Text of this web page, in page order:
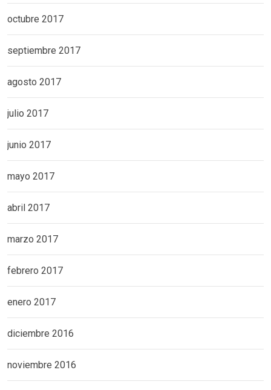
octubre 2017
septiembre 2017
agosto 2017
julio 2017
junio 2017
mayo 2017
abril 2017
marzo 2017
febrero 2017
enero 2017
diciembre 2016
noviembre 2016